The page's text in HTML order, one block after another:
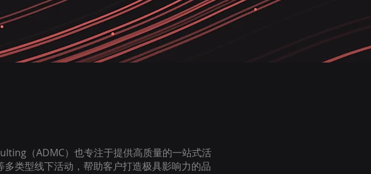
（ADMC）也专注于提供高质量的一站式活
类型线下活动，帮助客户打造极具影响力的品